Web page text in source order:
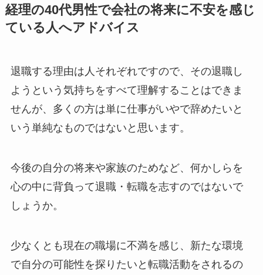
経理の40代男性で会社の将来に不安を感じ
ている人へアドバイス
退職する理由は人それぞれですので、その退職し
ようという気持ちをすべて理解することはできま
せんが、多くの方は単に仕事がいやで辞めたいと
いう単純なものではないと思います。
今後の自分の将来や家族のためなど、何かしらを
心の中に背負って退職・転職を志すのではないで
しょうか。
少なくとも現在の職場に不満を感じ、新たな環境
で自分の可能性を探りたいと転職活動をされるの